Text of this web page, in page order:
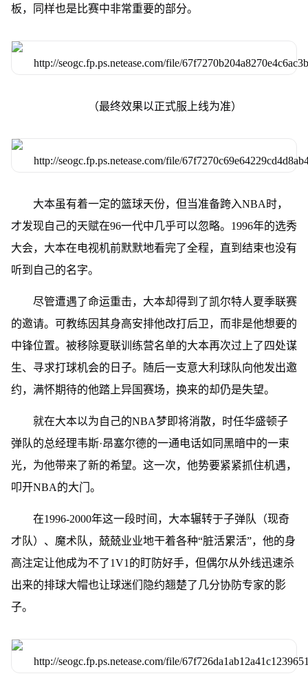
板，同样也是比赛中非常重要的部分。
（最终效果以正式服上线为准）
大本虽有着一定的篮球天份，但当准备跨入NBA时，
才发现自己的天赋在96一代中几乎可以忽略。1996年的选秀
大会，大本在电视机前默默地看完了全程，直到结束也没有
听到自己的名字。
尽管遭遇了命运重击，大本却得到了凯尔特人夏季联赛
的邀请。可教练因其身高安排他改打后卫，而非是他想要的
中锋位置。被移除夏联训练营名单的大本再次过上了四处谋
生、寻求打球机会的日子。随后一支意大利球队向他发出邀
约，满怀期待的他踏上异国赛场，换来的却仍是失望。
就在大本以为自己的NBA梦即将消散，时任华盛顿子
弹队的总经理韦斯·昂塞尔德的一通电话如同黑暗中的一束
光，为他带来了新的希望。这一次，他势要紧紧抓住机遇，
叩开NBA的大门。
在1996-2000年这一段时间，大本辗转于子弹队（现奇
才队）、魔术队，兢兢业业地干着各种“脏活累活”，他的身
高注定让他成为不了1V1的盯防好手，但偶尔从外线迅速杀
出来的排球大帽也让球迷们隐约翘楚了几分协防专家的影
子。